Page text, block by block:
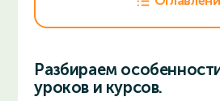
Разбираем
уроков и курсов.